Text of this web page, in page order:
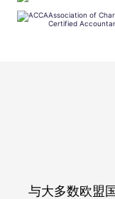
Association of
Certified
与大多数欧盟